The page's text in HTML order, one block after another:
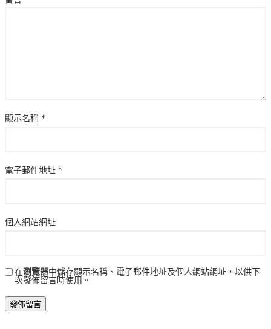
顯示名稱 *
電子郵件地址 *
個人網站網址
在瀏覽器中儲存顯示名稱、電子郵件地址及個人網站網址，以供下
次發佈留言時使用。